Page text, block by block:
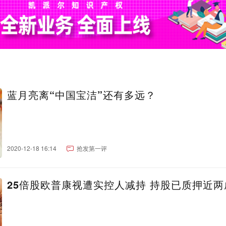
蓝月亮离“中国宝洁”还有多远？
2020-12-18 16:14 抢发第一评
25倍股欧普康视遭实控人减持 持股已质押近